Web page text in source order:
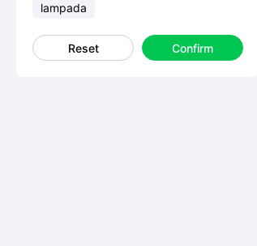
lampada
Reset Confirm